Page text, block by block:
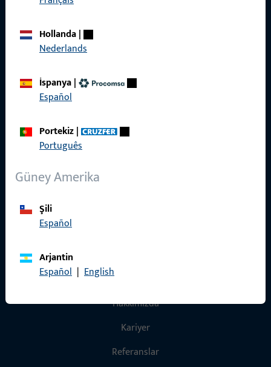
Hollanda|
Nederlands
İspanya|
Español
Portekiz|
Português
Güney Amerika
Şili
Español
Arjantin
Español | English
Künye
Genel Şartlar ve Koşullar
Hakkımızda
Kariyer
Referanslar